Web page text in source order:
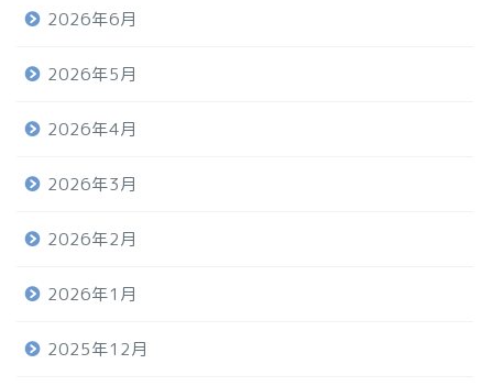
2026年6月
2026年5月
2026年4月
2026年3月
2026年2月
2026年1月
2025年12月